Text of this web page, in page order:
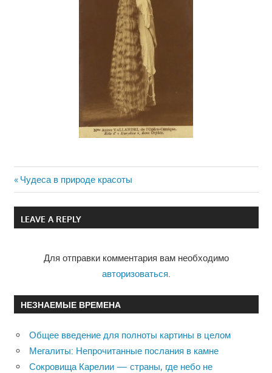
Навигация
по
Previous
Post:
Чудеса в природе красоты
LEAVE A REPLY
Для отправки комментария вам необходимо
авторизоваться
НЕЗНАЕМЫЕ ВРЕМЕНА
Общее введение для полноты картины в целом
Мегалиты: Непрочитанные послания в камне
Сокровища Карелии — страны, где небо не